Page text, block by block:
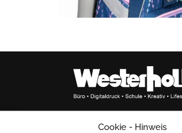
Cookie - Hinweis